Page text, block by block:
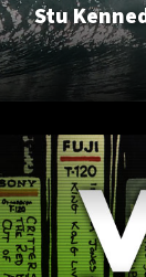
Stu